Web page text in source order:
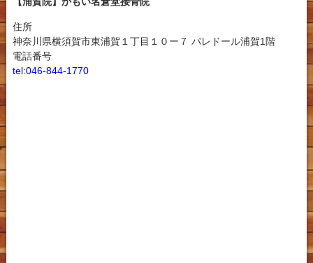
住所
神奈川県横須賀市東浦賀１丁目１０ー７ パレドール浦賀1階
電話番号
tel:046-844-1770